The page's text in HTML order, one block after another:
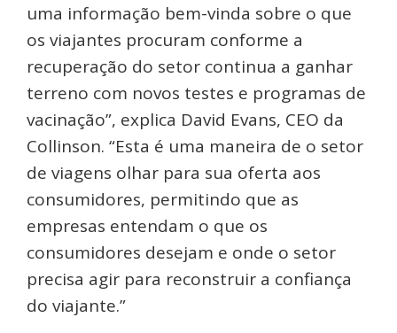
uma informação bem-vinda sobre o que
os viajantes procuram conforme a
recuperação do setor continua a ganhar
terreno com novos testes e programas de
vacinação”, explica David Evans, CEO da
Collinson. “Esta é uma maneira de o setor
de viagens olhar para sua oferta aos
consumidores, permitindo que as
empresas entendam o que os
consumidores desejam e onde o setor
precisa agir para reconstruir a confiança
do viajante.”